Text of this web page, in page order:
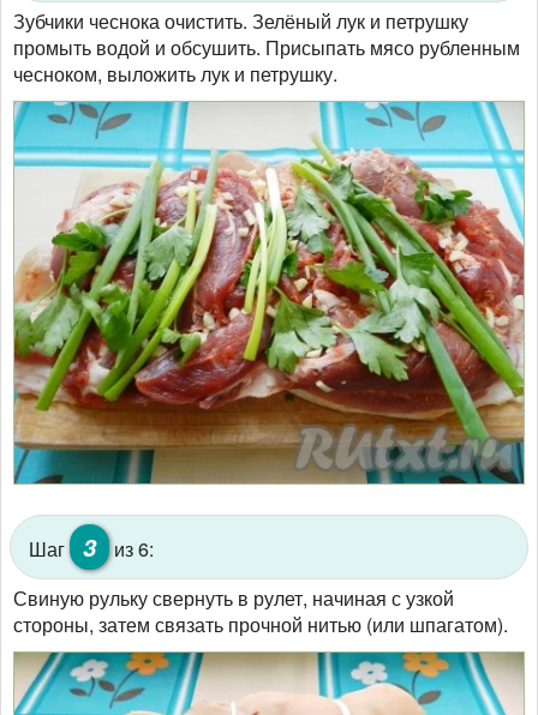
Зубчики чеснока очистить. Зелёный лук и петрушку
промыть водой и обсушить. Присыпать мясо рубленным
чесноком, выложить лук и петрушку.
Шаг 3
из 6:
Свиную рульку свернуть в рулет, начиная с узкой
стороны, затем связать прочной нитью (или шпагатом).